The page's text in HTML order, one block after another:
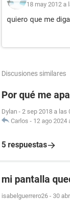
18 may 2012 a
quiero que me
Discusiones similares
Por qué me
Dylan - 2 sep 2018 a las
Carlos - 12 ago 2024
5 respuestas
mi pantalla
isabelguerrero26 - 30